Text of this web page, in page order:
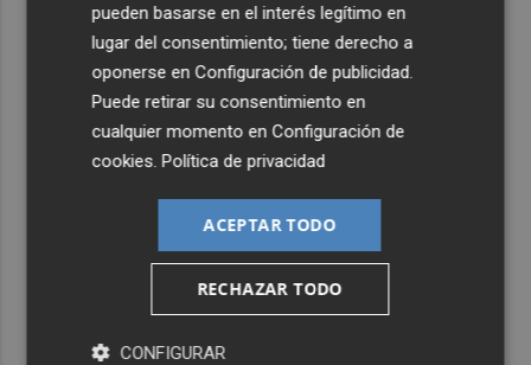
pueden basarse en el interés legítimo en
lugar del consentimiento; tiene derecho a
oponerse enConfiguración de publicidad
Puede retirar su consentimiento en
cualquier momento enConfiguración de
cookies .Política de privacidad
ACEPTAR TODO
RECHAZAR TODO
CONFIGURAR